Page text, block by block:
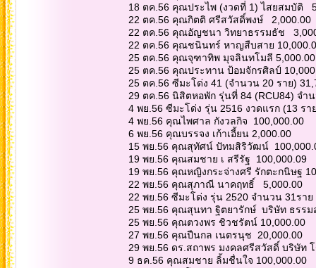
18 ตค.56 คุณประไพ (งวดที่ 1) ไสยสมบัติ
22 ตค.56 คุณกิตติ ศรีสวัสดิ์พงษ์ 2,000.00
22 ตค.56 คุณอัญชนา วิทยาธรรมธัช
22 ตค.56 คุณชนินทร์ หาญสืบสาย
25 ตค.56 คุณจุฑาทิพ มุจลินทโมลี
25 ตค.56 คุณประทาน ป้อมจักรศิลป์
25 ตค.56 ซีมะโด่ง 41 (จำนวน 20 ราย)
29 ตค.56 นิสิตหอพัก รุ่นที่ 84 (RCU84) จำ
4 พย.56 ซีมะโด่ง รุ่น 2516 งวดแรก (13 รา
4 พย.56 คุณไพศาล กังวลกิจ 100,000.00
6 พย.56 คุณบรรจง เก้าเอี้ยน 2,000.00
15 พย.56 คุณสุทัศน์ ปัทมสิริวัฒน์
19 พย.56 คุณสมชาย เ สรีรัฐ 100,000.09
19 พย.56 คุณหญิงกระจ่างศรี รักตะกนิษฐ
22 พย.56 คุณสุภาณี นาคฤทธิ์ 5,000.00
22 พย.56 ซีมะโด่ง รุ่น 2520 จำนวน 31รา
25 พย.56 คุณสุนทา ฐิตยารักษ์ บริษัท ธรรม
25 พย.56 คุณตวงพร ชิวชรัตน์ 10,000.00
27 พย.56 คุณปืนกล เนตรนุช 20,000.00
29 พย.56 ดร.สถาพร มงคลศรีสวัสดิ์ บริษัท
9 ธค.56 คุณสมชาย ลิ้มชื่นใจ 100,000.00